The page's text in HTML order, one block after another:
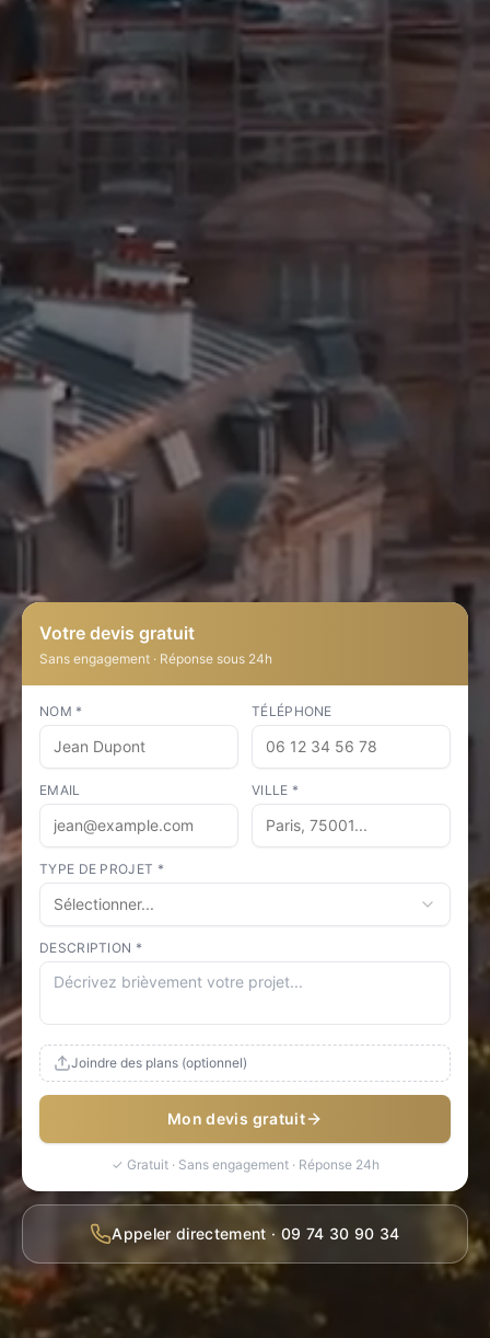
Votre devis gratuit
Sans engagement · Réponse sous 24h
NOM * TÉLÉPHONE
EMAIL VILLE *
TYPE DE PROJET *
Sélectionner...
DESCRIPTION *
Joindre des plans (optionnel)
Mon devis gratuit
✓ Gratuit · Sans engagement · Réponse 24h
Appeler directement · 09 74 30 90 34